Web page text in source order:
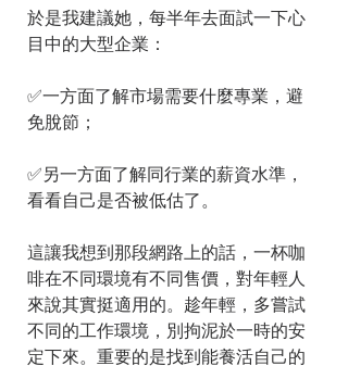
於是我建議她，每半年去面試一下心
目中的大型企業：
✅一方面了解市場需要什麼專業，避
免脫節；
✅另一方面了解同行業的薪資水準，
看看自己是否被低估了。
這讓我想到那段網路上的話，一杯咖
啡在不同環境有不同售價，對年輕人
來說其實挺適用的。趁年輕，多嘗試
不同的工作環境，別拘泥於一時的安
定下來。重要的是找到能養活自己的